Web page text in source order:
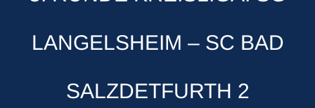
LANGELSHEIM – SC BAD
SALZDETFURTH 2